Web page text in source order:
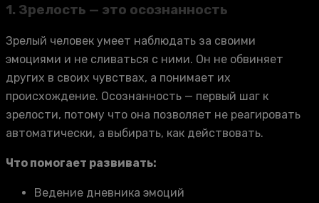
1. Зрелость — это осознанность
Зрелый человек умеет наблюдать за своими
эмоциями и не сливаться с ними. Он не обвиняет
других в своих чувствах, а понимает их
происхождение. Осознанность — первый шаг к
зрелости, потому что она позволяет не реагировать
автоматически, а выбирать, как действовать.
Что помогает развивать:
Ведение дневника эмоций